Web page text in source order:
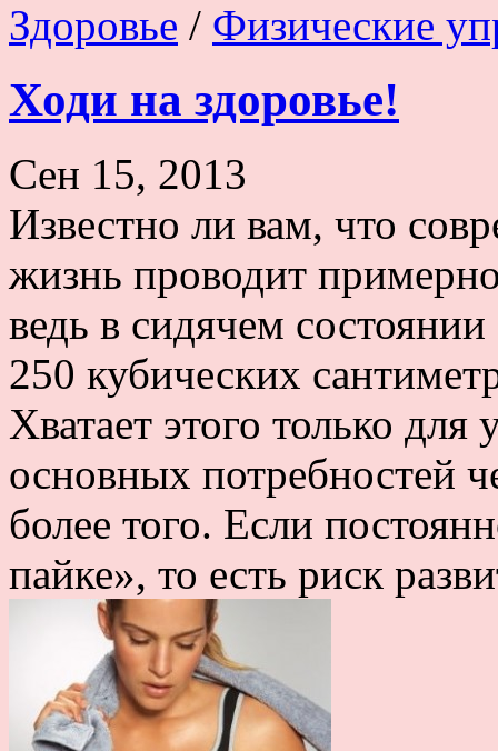
Здоровье / Физические
Ходи на здоровье!
Сен 15, 2013
Известно ли вам, что
жизнь проводит
ведь в сидячем
250 кубических
Хватает этого только
основных потребностей
более того. Если
пайке», то есть риск